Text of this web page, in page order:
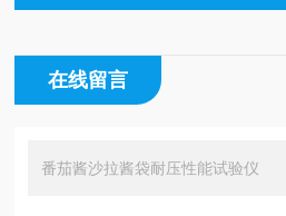
在线留言